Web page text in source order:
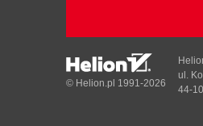
© Helion.pl 1991-2026
ul.
44-